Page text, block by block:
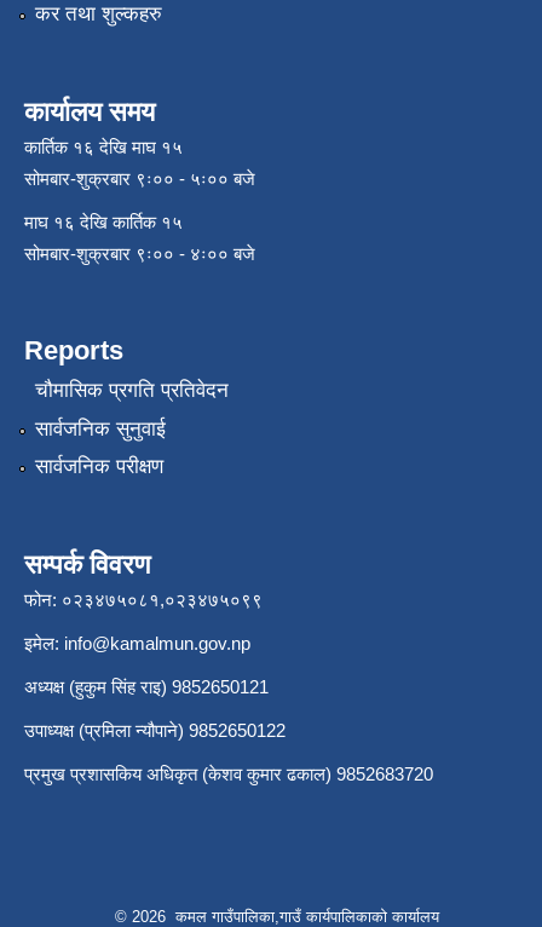
कर तथा शुल्कहरु
कार्यालय समय
कार्तिक १६ देखि माघ १५
सोमबार-शुक्रबार ९ः०० - ५ः०० बजे
माघ १६ देखि कार्तिक १५
सोमबार-शुक्रबार ९ः०० - ४ः०० बजे
Reports
चौमासिक प्रगति प्रतिवेदन
सार्वजनिक सुनुवाई
सार्वजनिक परीक्षण
सम्पर्क विवरण
फोन: ०२३४७५०८१,०२३४७५०९९
इमेल: info@kamalmun.gov.np
अध्यक्ष (हुकुम सिंह राइ) 9852650121
उपाध्यक्ष (प्रमिला न्यौपाने) 9852650122
प्रमुख प्रशासकिय अधिकृत (केशव कुमार ढकाल) 9852683720
© 2026 कमल गाउँपालिका,गाउँ कार्यपालिकाको कार्यालय